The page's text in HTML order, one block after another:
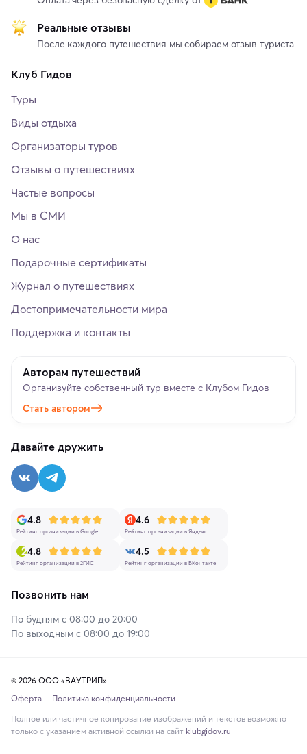
Реальные отзывы
После каждого путешествия мы собираем отзыв туриста
Клуб Гидов
Туры
Виды отдыха
Организаторы туров
Отзывы о путешествиях
Частые вопросы
Мы в СМИ
О нас
Подарочные сертификаты
Журнал о путешествиях
Достопримечательности мира
Поддержка и контакты
Авторам путешествий
Организуйте собственный тур вместе с Клубом Гидов
Стать автором
Давайте дружить
4.8
Рейтинг организации в Google
4.6
Рейтинг организации в Яндекс
4.8
Рейтинг организации в 2ГИС
4.5
Рейтинг организации в ВКонтакте
Позвонить нам
По будням с 08:00 до 20:00
По выходным с 08:00 до 19:00
© 2026 ООО «ВАУТРИП»
Оферта
Политика конфиденциальности
Полное или частичное копирование изображений и текстов возможно
только с указанием активной ссылки на сайт klubgidov.ru